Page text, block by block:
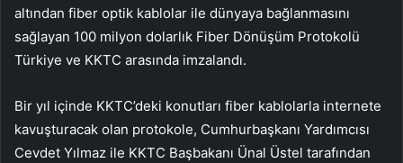
altından fiber optik kablolar ile dünyaya bağlanmasını
sağlayan 100 milyon dolarlık Fiber Dönüşüm Protokolü
Türkiye ve KKTC arasında imzalandı.
Bir yıl içinde KKTC’deki konutları fiber kablolarla internete
kavuşturacak olan protokole, Cumhurbaşkanı Yardımcısı
Cevdet Yılmaz ile KKTC Başbakanı Ünal Üstel tarafından